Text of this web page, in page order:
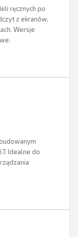
ręcznych po
z ekranów,
Wersje
Idealne do